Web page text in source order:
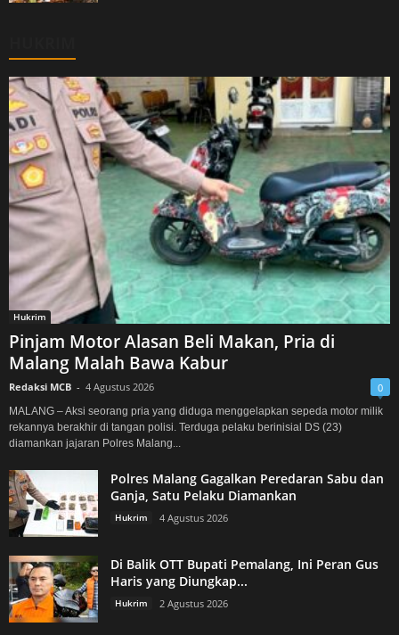
Hukrim
Pinjam Motor Alasan Beli Makan, Pria di
Malang Malah Bawa Kabur
Redaksi MCB - 4 Agustus 2026 0
MALANG – Aksi seorang pria yang diduga menggelapkan sepeda motor milik
rekannya berakhir di tangan polisi. Terduga pelaku berinisial DS (23)
diamankan jajaran Polres Malang...
Polres Malang Gagalkan Peredaran Sabu dan
Ganja, Satu Pelaku Diamankan
Hukrim 4 Agustus 2026
Di Balik OTT Bupati Pemalang, Ini Peran Gus
Haris yang Diungkap...
Hukrim 2 Agustus 2026